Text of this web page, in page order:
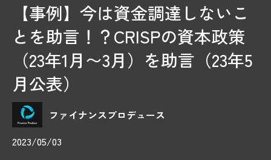
【事例】今は資金調達しないこ
とを助言！？CRISPの資本政策
（23年1月〜3月）を助言（23年5
月公表）
ファイナンスプロデュース
2023/05/03